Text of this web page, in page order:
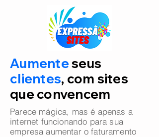
Aumenteseus
clientes, com sites
que convencem
Parece mágica, mas é apenas a
internet funcionando para sua
empresa aumentar o faturamento